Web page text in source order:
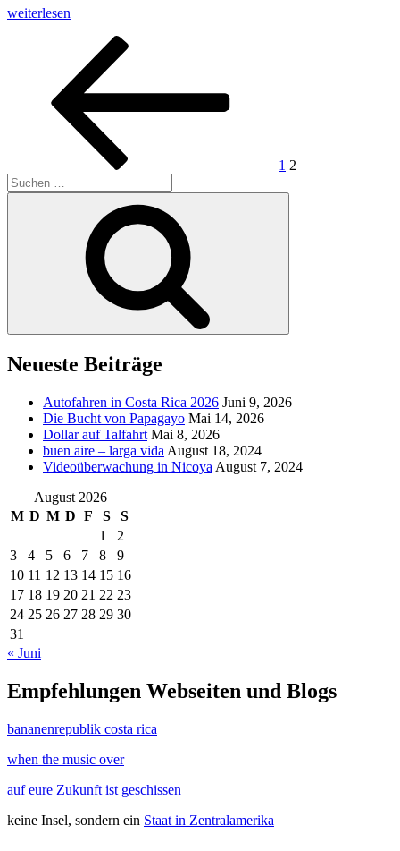
„Klimakatastrophe?“
weiterlesen
Seitennummerierung
Beiträge
1 2
Suchen
nach:
Neueste Beiträge
Autofahren in Costa Rica 2026 Juni 9, 2026
Die Bucht von Papagayo Mai 14, 2026
Dollar auf Talfahrt Mai 8, 2026
buen aire – larga vida August 18, 2024
Videoüberwachung in Nicoya August 7, 2024
August 2026
M D M D F S
S
1
2
3
4 5 6 7 8
9
10 11 12 13 14 15 16
17 18 19 20 21 22 23
24 25 26 27 28 29 30
31
« Juni
Empfehlungen Webseiten und Blogs
bananenrepublik costa rica
when the music over
auf eure Zukunft ist geschissen
keine Insel, sondern ein Staat in Zentralamerika